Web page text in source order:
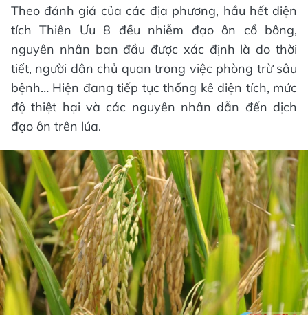
Theo đánh giá của các địa phương, hầu hết diện
tích Thiên Ưu 8 đều nhiễm đạo ôn cổ bông,
nguyên nhân ban đầu được xác định là do thời
tiết, người dân chủ quan trong việc phòng trừ sâu
bệnh… Hiện đang tiếp tục thống kê diện tích, mức
độ thiệt hại và các nguyên nhân dẫn đến dịch
đạo ôn trên lúa.